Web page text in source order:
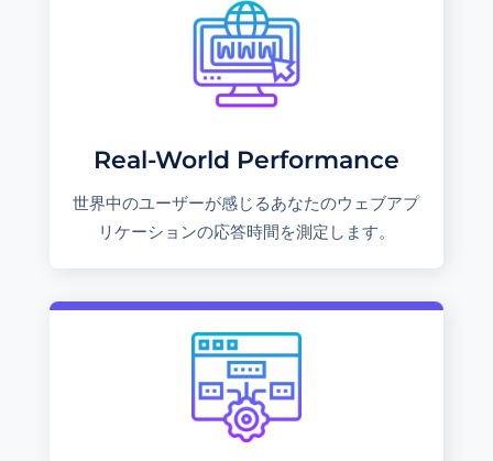
Real-World Performance
世界中のユーザーが感じるあなたのウェブアプ
リケーションの応答時間を測定します。